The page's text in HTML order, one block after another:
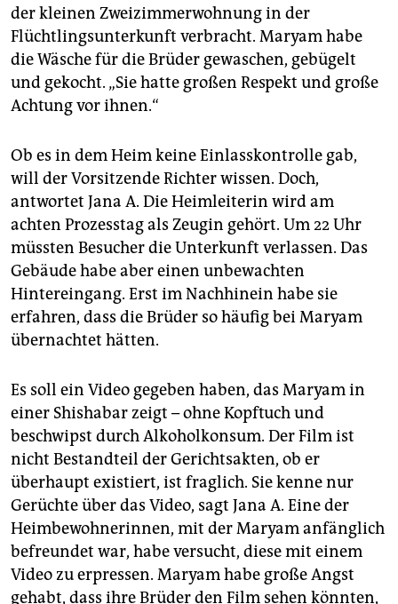
der kleinen Zweizimmerwohnung in der
Flüchtlingsunterkunft verbracht. Maryam habe
die Wäsche für die Brüder gewaschen, gebügelt
und gekocht. „Sie hatte großen Respekt und große
Achtung vor ihnen.“
Ob es in dem Heim keine Einlasskontrolle gab,
will der Vorsitzende Richter wissen. Doch,
antwortet Jana A. Die Heimleiterin wird am
achten Prozess­tag als Zeugin gehört. Um 22 Uhr
müssten Besucher die Unterkunft verlassen. Das
Gebäude habe aber einen unbewachten
Hintereingang. Erst im Nachhinein habe sie
erfahren, dass die Brüder so häufig bei Maryam
übernachtet hätten.
Es soll ein Video gegeben haben, das Maryam in
einer Shishabar zeigt – ohne Kopftuch und
beschwipst durch Alkoholkonsum. Der Film ist
nicht Bestandteil der Gerichtsakten, ob er
überhaupt existiert, ist fraglich. Sie kenne nur
Gerüchte über das Video, sagt Jana A. Eine der
Heimbewohnerinnen, mit der Maryam anfänglich
befreundet war, habe versucht, diese mit einem
Video zu erpressen. Maryam habe große Angst
gehabt, dass ihre Brüder den Film sehen könnten,